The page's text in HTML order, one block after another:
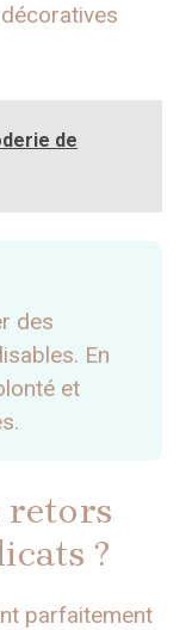
de
des
En
et
retors
?
parfaitement